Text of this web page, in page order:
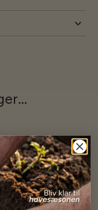
Barney (Bjarne)
med posten